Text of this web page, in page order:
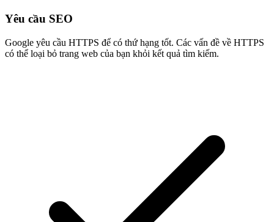
Yêu cầu SEO
Google yêu cầu HTTPS để có thứ hạng tốt. Các vấn đề về HTTPS
có thể loại bỏ trang web của bạn khỏi kết quả tìm kiếm.